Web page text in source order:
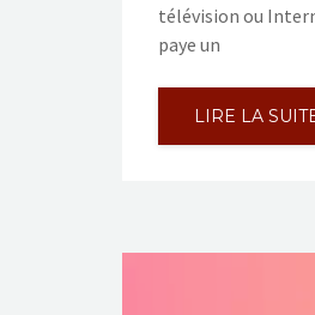
télévision ou
paye un
LIRE LA